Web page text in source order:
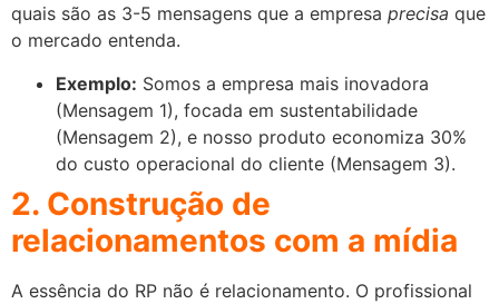
quais são as 3-5 mensagens que a empresa precisa que
o mercado entenda.
Exemplo: Somos a empresa mais inovadora
(Mensagem 1), focada em sustentabilidade
(Mensagem 2), e nosso produto economiza 30%
do custo operacional do cliente (Mensagem 3).
2. Construção de
relacionamentos com a mídia
A essência do RP não é relacionamento. O profissional